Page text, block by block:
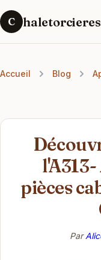
C
Accueil Blog
pièces
Par